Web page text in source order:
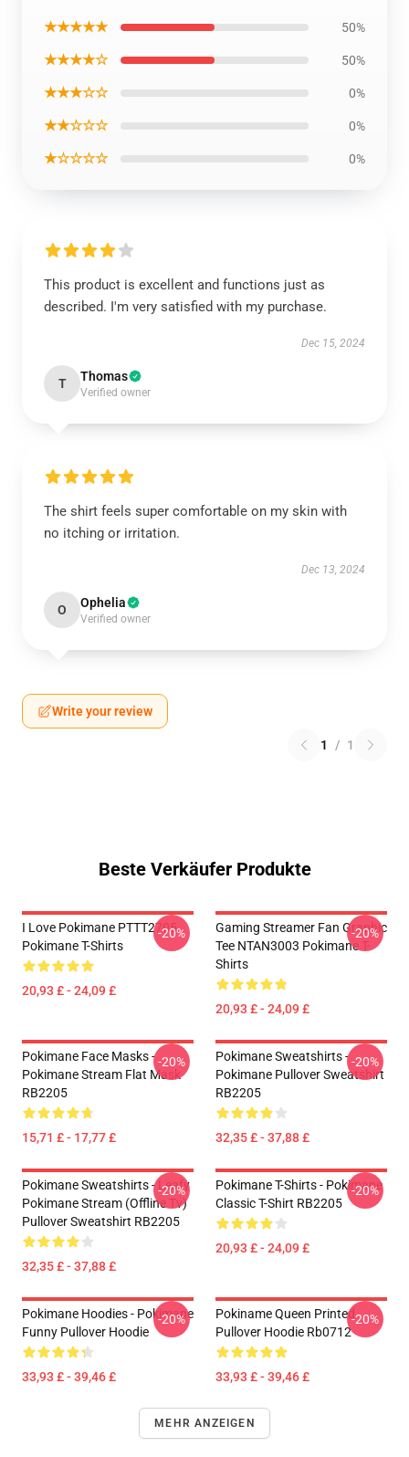
★★★★★ 50%
★★★★☆ 50%
★★★☆☆ 0%
★★☆☆☆ 0%
★☆☆☆☆ 0%
This product is excellent and functions just as
described. I'm very satisfied with my purchase.
Dec 15, 2024
T Thomas
Verified owner
The shirt feels super comfortable on my skin with
no itching or irritation.
Dec 13, 2024
O Ophelia
Verified owner
Write your review
1 / 1
Beste Verkäufer Produkte
I Love Pokimane PTTT2705
Pokimane T-Shirts
20,93 £ - 24,09 £
-20%
Gaming Streamer Fan Graphic
Tee NTAN3003 Pokimane T-
Shirts
20,93 £ - 24,09 £
-20%
Pokimane Face Masks -
Pokimane Stream Flat Mask
RB2205
15,71 £ - 17,77 £
-20%
Pokimane Sweatshirts -
Pokimane Pullover Sweatshirt
RB2205
32,35 £ - 37,88 £
-20%
Pokimane Sweatshirts - Leafy
Pokimane Stream (Offline Tv)
Pullover Sweatshirt RB2205
32,35 £ - 37,88 £
-20%
Pokimane T-Shirts - Pokimane
Classic T-Shirt RB2205
20,93 £ - 24,09 £
-20%
Pokimane Hoodies - Pokimane
Funny Pullover Hoodie
33,93 £ - 39,46 £
-20%
Pokiname Queen Printed
Pullover Hoodie Rb0712
33,93 £ - 39,46 £
-20%
MEHR ANZEIGEN